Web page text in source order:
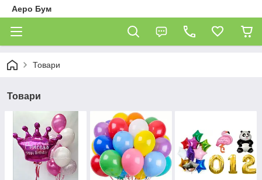
Аеро Бум
Товари
Товари